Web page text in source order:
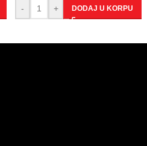
-
+ DODAJ U KORPU